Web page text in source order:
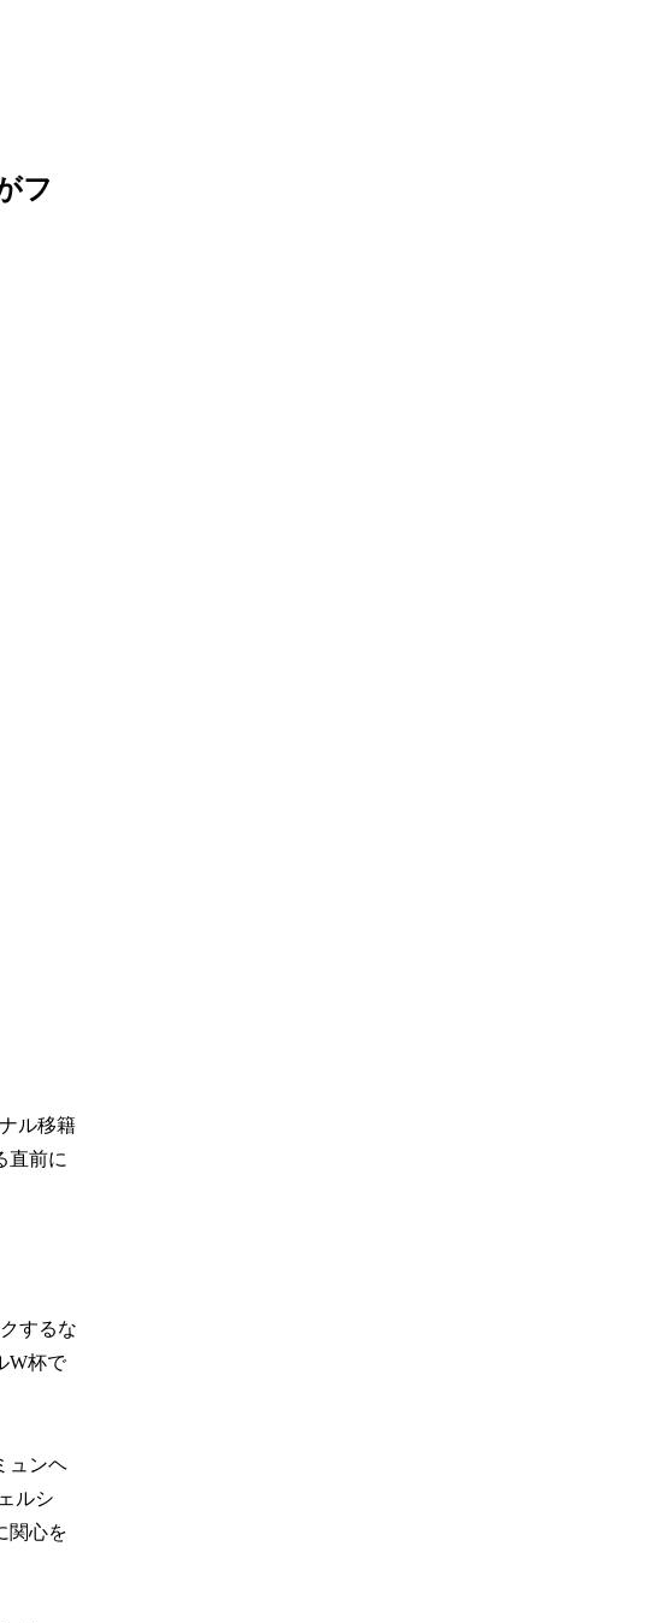
フ
ル移籍
直前に
するな
W杯で
ュンヘ
ルシ
関心を